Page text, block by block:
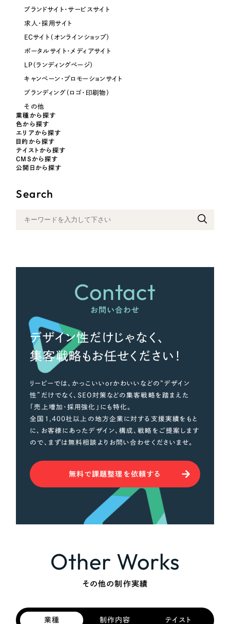
オレンジ・橙色
パープル・紫色
ピンク・桃色
ブランドサイト・サービスサイト
求人・採用サイト
ECサイト（オンラインショップ）
ポータルサイト・メディアサイト
LP（ランディングページ）
キャンペーン・プロモーションサイト
ブランディング（ロゴ・印刷物）
その他
業種から探す
色から探す
エリアから探す
目的から探す
テイストから探す
CMSから探す
公開日から探す
Search
Contact
お問い合わせ
デザイン性だけじゃなく、
集客戦略もお任せください！
リーピーでは、かっこいいorかわいいなどの“デザイン
性”だけでなく、SEO対策などの集客戦略を踏まえた
「売上増加・採用強化」にも特化。
全国1,400社以上の地方企業に対する支援実績をもと
に、お客様にあったデザイン、構成、戦略をご提案します
ので、まずは無料相談よりお問い合わせくださいませ。
無料で課題整理を依頼する
Other Works
その他の制作実績
業種 制作内容 テイスト